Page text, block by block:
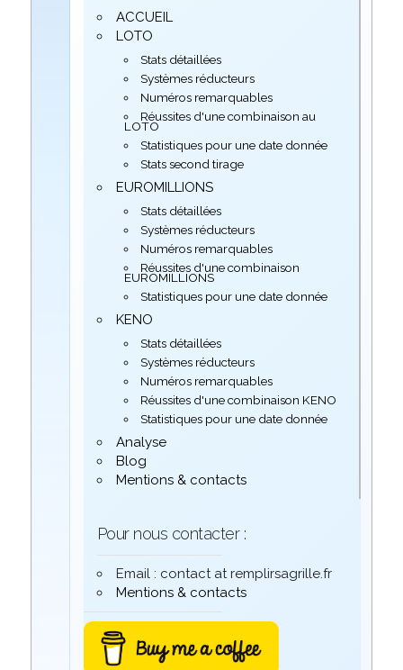
ACCUEIL
LOTO
Stats détaillées
Systèmes réducteurs
Numéros remarquables
Réussites d'une combinaison au
LOTO
Statistiques pour une date donnée
Stats second tirage
EUROMILLIONS
Stats détaillées
Systèmes réducteurs
Numéros remarquables
Réussites d'une combinaison
EUROMILLIONS
Statistiques pour une date donnée
KENO
Stats détaillées
Systèmes réducteurs
Numéros remarquables
Réussites d'une combinaison KENO
Statistiques pour une date donnée
Analyse
Blog
Mentions & contacts
Pour nous contacter :
Email : contact at remplirsagrille.fr
Mentions & contacts